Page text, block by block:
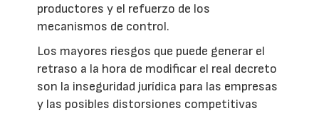
productores y el refuerzo de los
mecanismos de control.
Los mayores riesgos que puede generar el
retraso a la hora de modificar el real decreto
son la inseguridad jurídica para las empresas
y las posibles distorsiones competitivas